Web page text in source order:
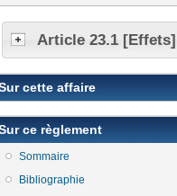
Article 23.1 [Effets]
cette affaire
ce règlement
Sommaire
Bibliographie